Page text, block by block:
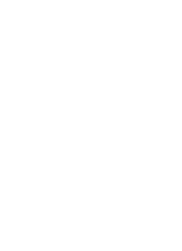
Finanzbuchhaltung
Finanzbuchhaltung